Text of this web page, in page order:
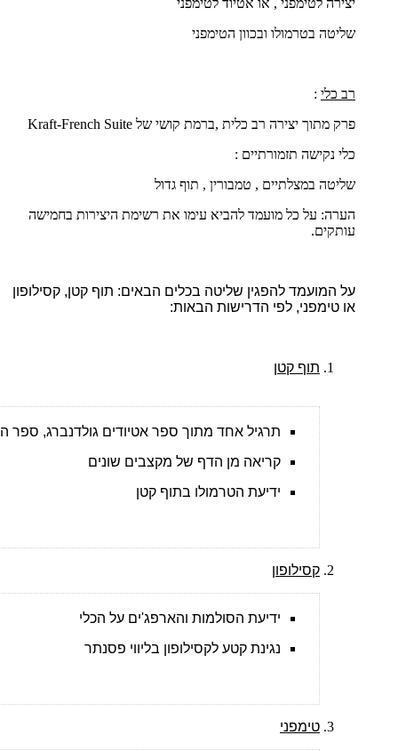
שליטה בטרמולו ובכוון הטימפני
רב כלי :
פרק מתוך יצירה רב כלית ,ברמת קושי של French Suite
-
Kraft
כלי נקישה תזמורתיים :
שליטה במצלתיים , טמבורין , תוף גדול
הערה: על כל מועמד להביא עימו את רשימת היצירות בחמישה
עותקים.
על המועמד להפגין שליטה בכלים הבאים: תוף קטן, קסילופון
או טימפני, לפי הדרישות הבאות:
תוף קטן
תרגיל אחד מתוך ספר אטיודים גולדנברג, ספר
קריאה מן הדף של מקצבים שונים
ידיעת הטרמולו בתוף קטן
קסילופון
ידיעת הסולמות והארפג'ים על הכלי
נגינת קטע לקסילופון בליווי פסנתר
טימפני